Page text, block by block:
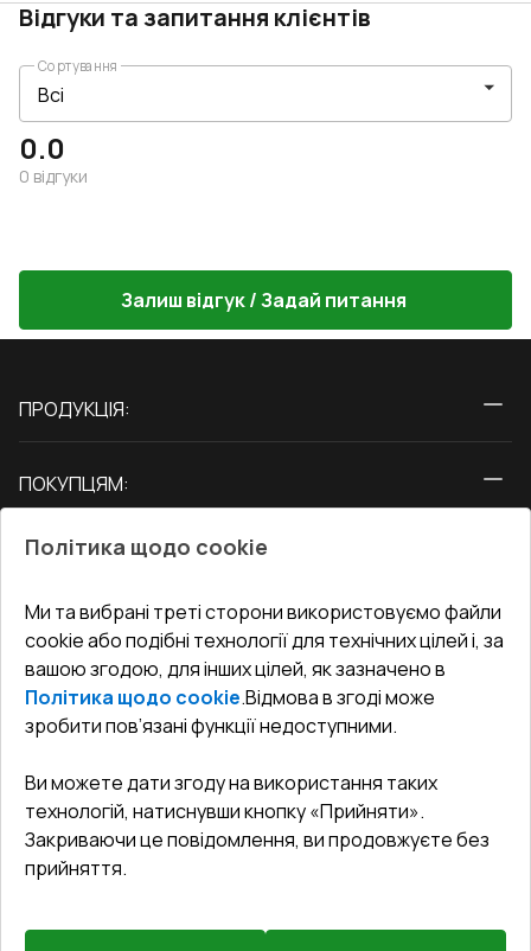
Відгуки та запитання клієнтів
0.0
0 відгуки
Сортування
Залиш відгук / Задай питання
ПРОДУКЦІЯ:
Двері
ПОКУПЦЯМ:
Блог
Адреса гіпермаркета
Як правильно заміряти вікна
СЕРВІС ТА ОБЛУГОВУВАННЯ:
Доставка і Оплата
Гарантія та Сервіс
Повернення товару
Договір публічної оферти
КОНТАКТИ
Офіс:Україна, м. Вінниця, вул. Келецька 60 кв. 61
undefined(undefined)
Політика щодо cookie
Ми та вибрані треті сторони використовуємо файли
cookie або подібні технології для технічних цілей і, за
вашою згодою, для інших цілей, як зазначено в
Політика щодо cookie.Відмова в згоді може
зробити пов’язані функції недоступними.
Ви можете дати згоду на використання таких
технологій, натиснувши кнопку «Прийняти».
Закриваючи це повідомлення, ви продовжуєте без
прийняття.